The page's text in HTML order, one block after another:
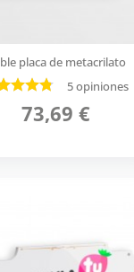
placa de metacrilato
5 opiniones
73,69 €